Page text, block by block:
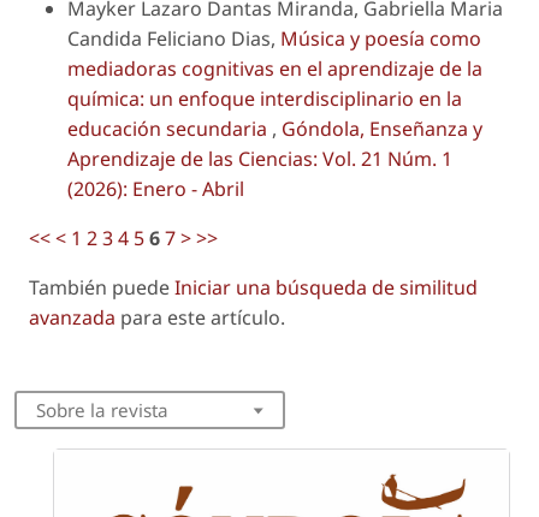
Mayker Lazaro Dantas Miranda, Gabriella Maria
Candida Feliciano Dias, Música y poesía como
mediadoras cognitivas en el aprendizaje de la
química: un enfoque interdisciplinario en la
educación secundaria , Góndola, Enseñanza y
Aprendizaje de las Ciencias: Vol. 21 Núm. 1
(2026): Enero - Abril
<<< 1 234 567>>>
También puedeIniciar una búsqueda de similitud
avanzada para este artículo.
Sobre la revista